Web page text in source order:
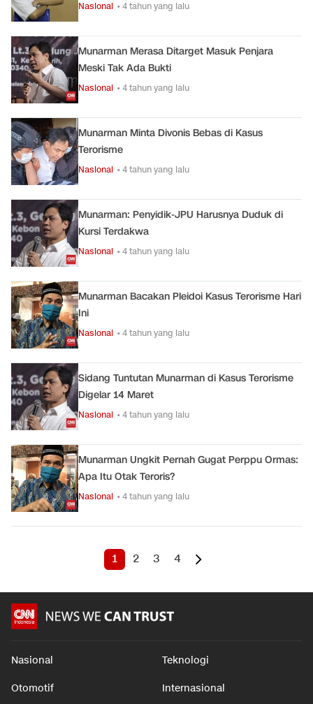
Nasional • 4 tahun yang lalu
Munarman Merasa Ditarget Masuk Penjara
Meski Tak Ada Bukti
Nasional • 4 tahun yang lalu
Munarman Minta Divonis Bebas di Kasus
Terorisme
Nasional • 4 tahun yang lalu
Munarman: Penyidik-JPU Harusnya Duduk di
Kursi Terdakwa
Nasional • 4 tahun yang lalu
Munarman Bacakan Pleidoi Kasus Terorisme Hari
Ini
Nasional • 4 tahun yang lalu
Sidang Tuntutan Munarman di Kasus Terorisme
Digelar 14 Maret
Nasional • 4 tahun yang lalu
Munarman Ungkit Pernah Gugat Perppu Ormas:
Apa Itu Otak Teroris?
Nasional • 4 tahun yang lalu
1 2 3 4
Nasional Teknologi
Otomotif Internasional